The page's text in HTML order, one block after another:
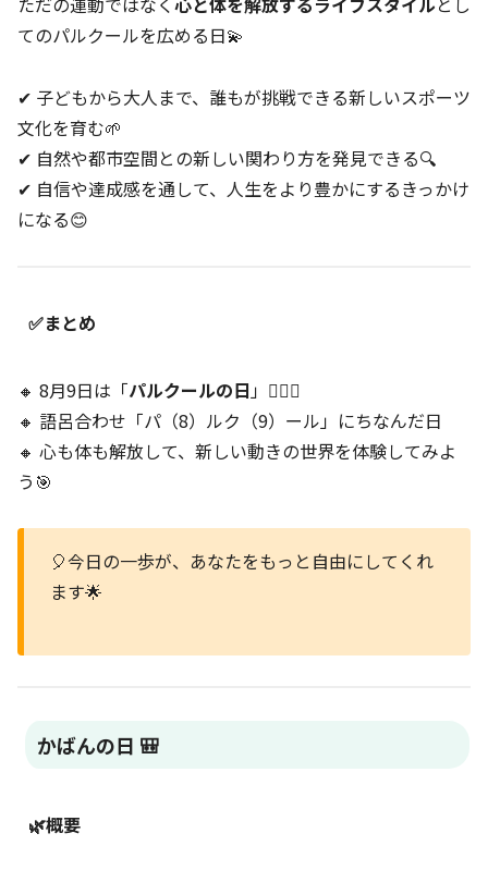
てのパルクールを広める日💫
✔ 子どもから大人まで、誰もが挑戦できる新しいスポーツ
文化を育む🌱
✔ 自然や都市空間との新しい関わり方を発見できる🔍
✔ 自信や達成感を通して、人生をより豊かにするきっかけ
になる😊
✅まとめ
🔸 8月9日は「パルクールの日」🏃‍♂️✨
🔸 語呂合わせ「パ（8）ルク（9）ール」にちなんだ日
🔸 心も体も解放して、新しい動きの世界を体験してみよ
う🎯
🎈今日の一歩が、あなたをもっと自由にしてくれ
ます🌟
かばんの日 🎒
🌿概要